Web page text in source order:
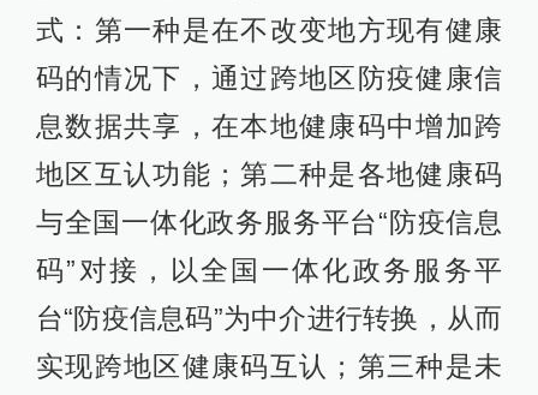
式：第一种是在不改变地方现有健康
码的情况下，通过跨地区防疫健康信
息数据共享，在本地健康码中增加跨
地区互认功能；第二种是各地健康码
与全国一体化政务服务平台“防疫信息
码”对接，以全国一体化政务服务平
台“防疫信息码”为中介进行转换，从而
实现跨地区健康码互认；第三种是未